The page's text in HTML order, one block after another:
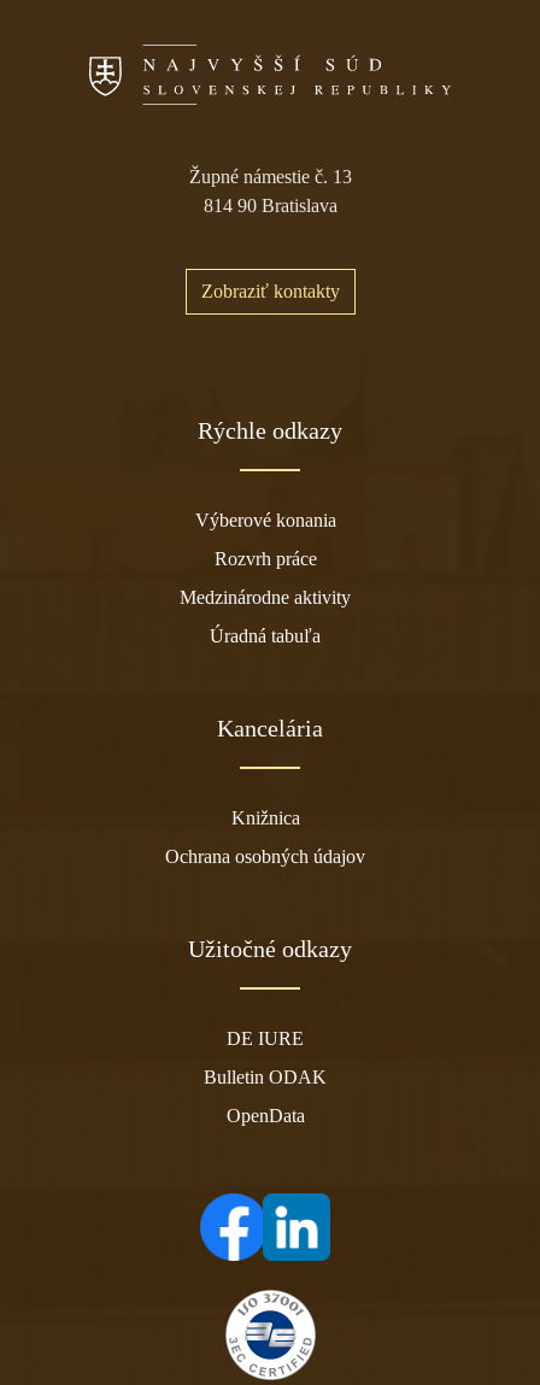
Župné námestie č. 13
814 90 Bratislava
Zobraziť kontakty
Rýchle odkazy
Výberové konania
Rozvrh práce
Medzinárodne aktivity
Úradná tabuľa
Kancelária
Knižnica
Ochrana osobných údajov
Užitočné odkazy
DE IURE
Bulletin ODAK
OpenData
(otvára sa v novom tabe)
(otvára sa v novom tabe)